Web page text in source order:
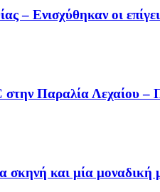
– Ενισχύθηκαν οι
Παραλία Λεχαίου –
σκηνή και μία